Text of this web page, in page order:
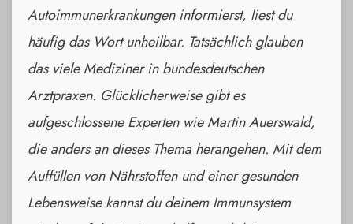
Autoimmunerkrankungen informierst, liest du
häufig das Wort unheilbar. Tatsächlich glauben
das viele Mediziner in bundesdeutschen
Arztpraxen. Glücklicherweise gibt es
aufgeschlossene Experten wie Martin Auerswald,
die anders an dieses Thema herangehen. Mit dem
Auffüllen von Nährstoffen und einer gesunden
Lebensweise kannst du deinem Immunsystem